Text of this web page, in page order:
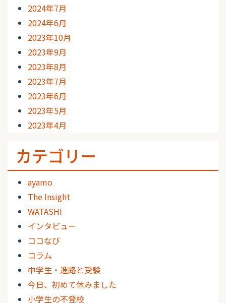
2024年7月
2024年6月
2023年10月
2023年9月
2023年8月
2023年7月
2023年6月
2023年5月
2023年4月
カテゴリー
ayamo
The Insight
WATASHI
インタビュー
ココなび
コラム
中学生・進路と受験
今日、初めて休みました
小学生の不登校